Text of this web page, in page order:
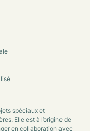
spéciaux et
Elle est à l’origine de
en collaboration avec